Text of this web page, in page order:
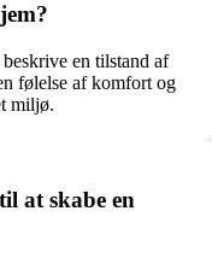
en tilstand af
følelse af komfort og
miljø.
at skabe en